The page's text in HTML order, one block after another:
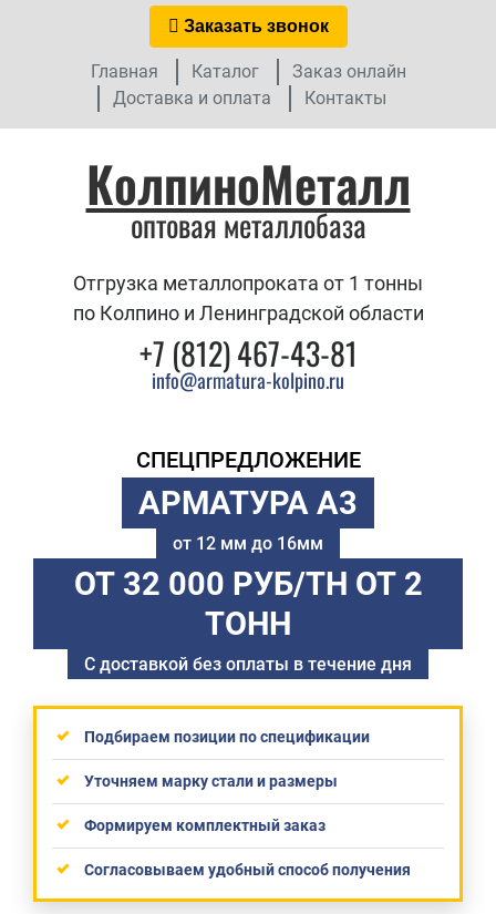
Заказать звонок
Главная Каталог
Заказ онлайн
Доставка и оплата
Контакты
КолпиноМеталл
оптовая металлобаза
Отгрузка металлопроката от 1 тонны
по Колпино и Ленинградской области
+7 (812) 467-43-81
info@armatura-kolpino.ru
СПЕЦПРЕДЛОЖЕНИЕ
АРМАТУРА А3
от 12 мм до 16мм
ОТ 32 000 РУБ/ТН ОТ 2
ТОНН
С доставкой без оплаты в течение дня
Подбираем позиции по спецификации
Уточняем марку стали и размеры
Формируем комплектный заказ
Согласовываем удобный способ получения